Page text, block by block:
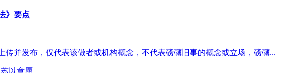
》要点
传并发布，仅代表该做者或机构概念，不代表磅礴旧事的概念或立场，磅礴...